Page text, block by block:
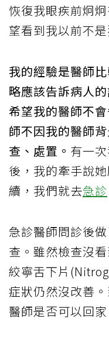
恢復我眼疾前炯
望看到我以前不
我的經驗是醫師
略應該告訴病人
希望我的醫師不
師不因我的醫師
查、處置。 有一
後，我的牽手說
續，我們就去急診
急診醫師問診後
查。雖然檢查沒
絞寧舌下片
症狀仍然沒改善
醫師是否可以回